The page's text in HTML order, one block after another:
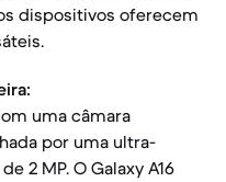
dispositivos oferecem
uma câmara
por uma ultra-
2 MP. O Galaxy A16